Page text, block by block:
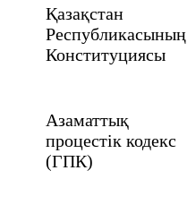
Қазақстан
Республикасының
Конституциясы
Азаматтық
процестік кодекс
(ГПК)